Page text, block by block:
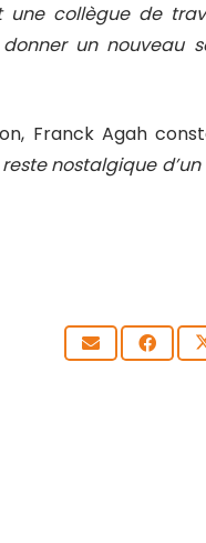
collègue de
un nouveau
Franck Agah
nostalgique